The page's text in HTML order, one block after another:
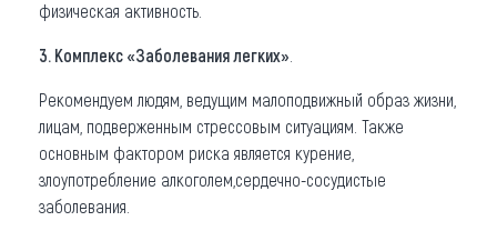
физическая активность.
3. Комплекс «Заболевания легких»
Рекомендуем людям, ведущим малоподвижный образ жизни,
лицам, подверженным стрессовым ситуациям. Также
основным фактором риска является курение,
злоупотребление алкоголем,сердечно-сосудистые
заболевания.